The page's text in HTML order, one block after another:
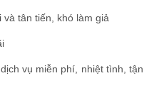
tân tiến, khó làm giả
vụ miễn phí, nhiệt tình, tận